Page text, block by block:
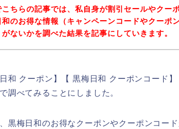
こちらの記事では、私自身が割引セールやクー
和のお得な情報（キャンペーンコードやクーポ
ないかを調べた結果を記事にしていきます。
和 クーポン】【 黒梅日和 クーポンコード
調べてみることにしました。
黒梅日和のお得なクーポンやクーポンコー